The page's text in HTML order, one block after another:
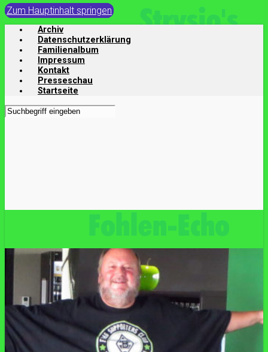
Zum Hauptinhalt springen
Archiv
Datenschutzerklärung
Familienalbum
Impressum
Kontakt
Presseschau
Startseite